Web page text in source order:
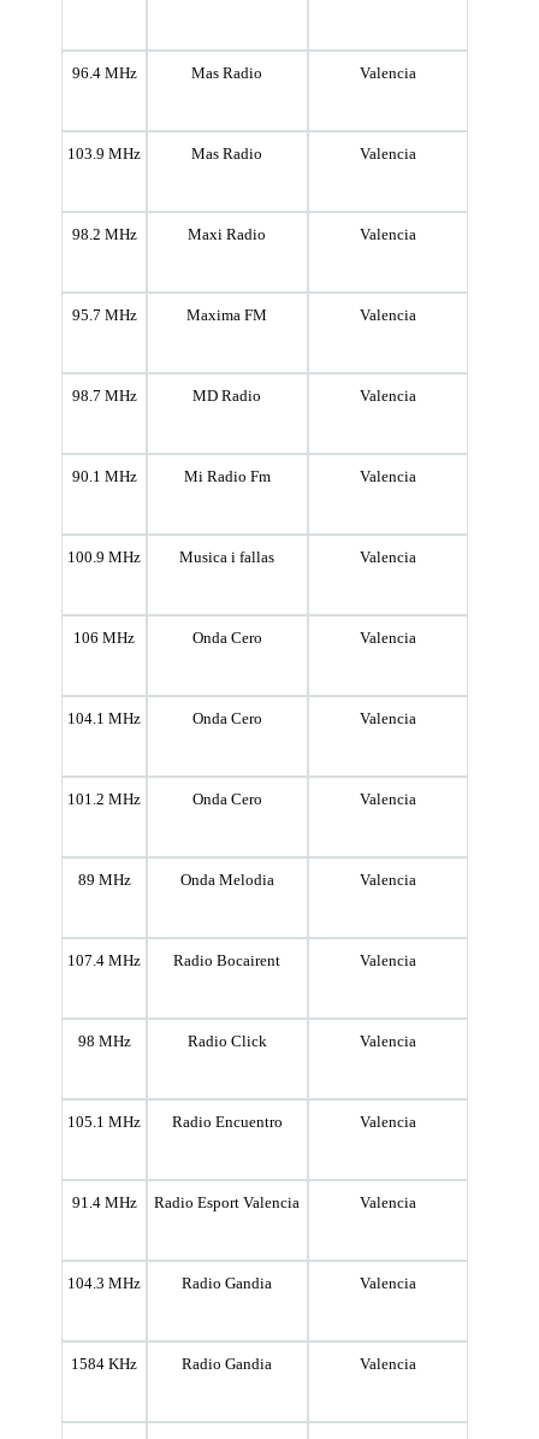
96.4 MHz Mas Radio Valencia
103.9 MHz Mas Radio Valencia
98.2 MHz Maxi Radio Valencia
95.7 MHz Maxima FM Valencia
98.7 MHz MD Radio Valencia
90.1 MHz Mi Radio Fm Valencia
100.9 MHz Musica i fallas Valencia
106 MHz Onda Cero Valencia
104.1 MHz Onda Cero Valencia
101.2 MHz Onda Cero Valencia
89 MHz Onda Melodia Valencia
107.4 MHz Radio Bocairent Valencia
98 MHz Radio Click Valencia
105.1 MHz Radio Encuentro Valencia
91.4 MHz Radio Esport Valencia Valencia
104.3 MHz Radio Gandia Valencia
1584 KHz Radio Gandia Valencia